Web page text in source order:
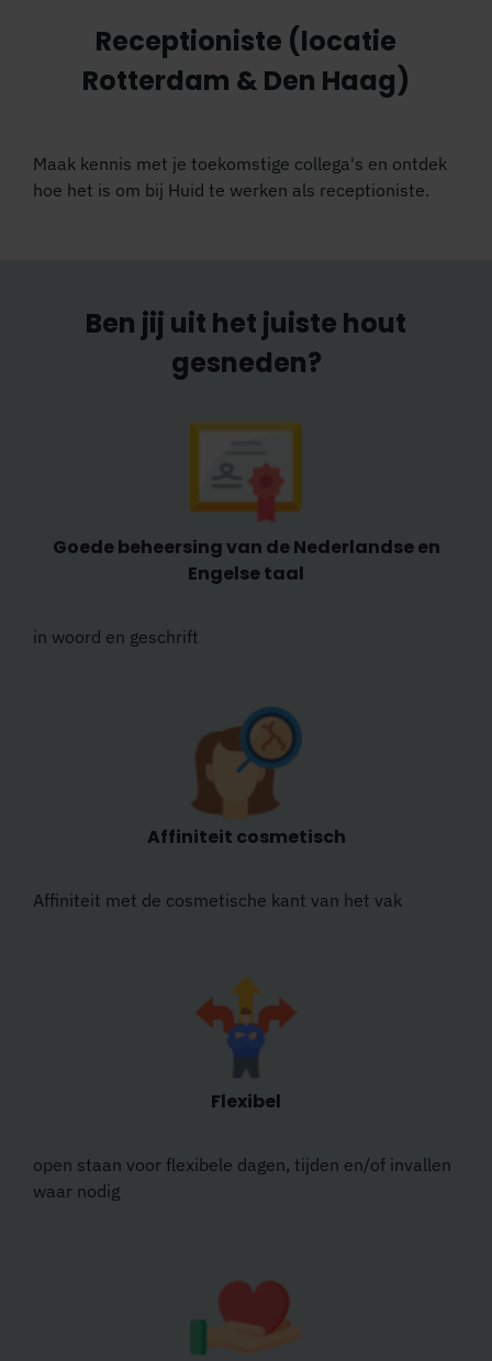
Receptioniste (locatie
Rotterdam & Den Haag)
Maak kennis met je toekomstige collega's en ontdek
hoe het is om bij Huid te werken als receptioniste.
Ben jij uit het juiste hout
gesneden?
Goede beheersing van de Nederlandse en
Engelse taal
in woord en geschrift
Affiniteit cosmetisch
Affiniteit met de cosmetische kant van het vak
Flexibel
open staan voor flexibele dagen, tijden en/of invallen
waar nodig